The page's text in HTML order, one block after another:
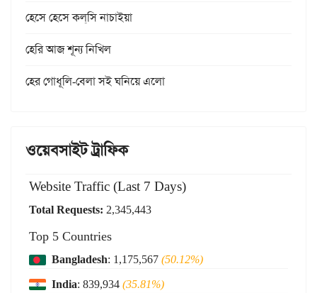
হেসে হেসে কল্‌সি নাচাইয়া
হেরি আজ শূন্য নিখিল
হের গোধূলি-বেলা সই ঘনিয়ে এলো
ওয়েবসাইট ট্রাফিক
Website Traffic (Last 7 Days)
Total Requests: 2,345,443
Top 5 Countries
Bangladesh: 1,175,567(50.12%)
India: 839,934(35.81%)